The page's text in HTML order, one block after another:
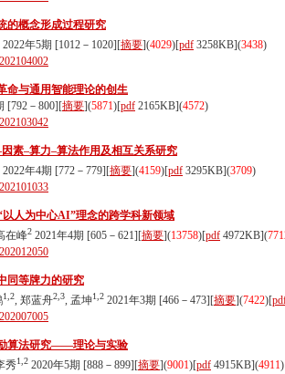
的概念形成过程研究
2022年5期 [1012－1020][摘要](4029)[pdf 3258KB](3438)
命与通用智能理论的创生
[792－800][摘要](5871)[pdf 2165KB](4572)
素–算力–算法作用及相互关系研究
2022年4期 [772－779][摘要](4159)[pdf 3295KB](3709)
人为中心AI”理念的跨学科新领域
在峰2 2021年4期 [605－621][摘要](13758)[pdf 4972KB](
同等牌力的研究
1,2, 郑蓝舟2,3, 孟坤1,2 2021年3期 [466－473][摘要](7422)[
算法研究——理论与实验
秀1,2 2020年5期 [888－899][摘要](9001)[pdf 4915KB](4911)